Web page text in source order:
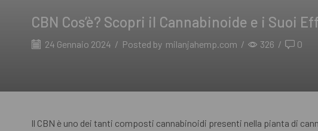
CBN Cos’è? Scopri il Cannabinoide e i Suoi
24 Gennaio 2024 / Posted by milanjahemp.com / 326 / 0
Il CBN è uno dei tanti composti cannabinoidi presenti nella pianta di